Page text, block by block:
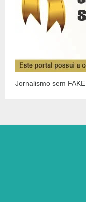
Jornalismo sem FAKE